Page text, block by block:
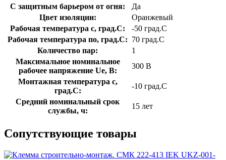
С защитным барьером от огня:
Да
Цвет изоляции:
Оранжевый
Рабочая температура с, град.C:
-50 град.C
Рабочая температура по, град.C: 70 град.C
Количество пар:
1
Максимальное номинальное
рабочее напряжение Ue, В:
300 В
Монтажная температура с,
град.C:
-10 град.C
Средний номинальный срок
службы, ч:
15 лет
Сопутствующие товары